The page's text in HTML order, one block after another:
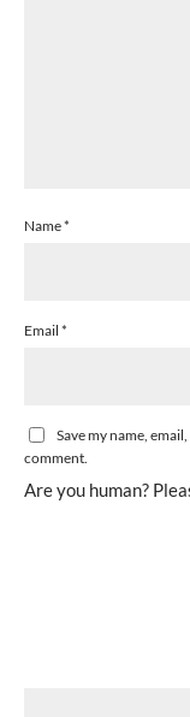
Name*
Email *
Save my name,
comment.
Are you human?